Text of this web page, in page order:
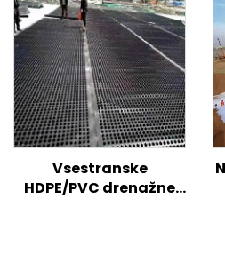
Vsestranske
HDPE/PVC drenažne